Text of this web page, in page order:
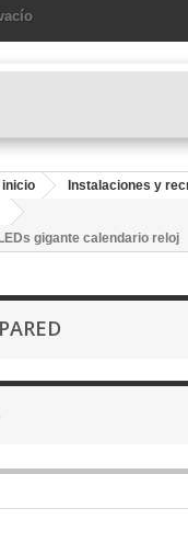
inicio
Instalaciones y
gigante calendario reloj